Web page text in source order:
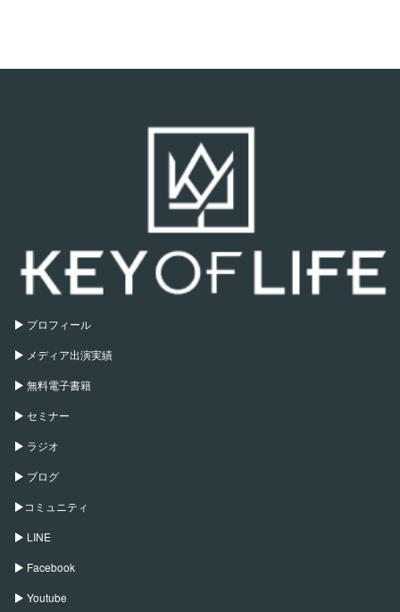
プロフィール
メディア出演実績
無料電子書籍
セミナー
ラジオ
ブログ
コミュニティ
LINE
Facebook
Youtube